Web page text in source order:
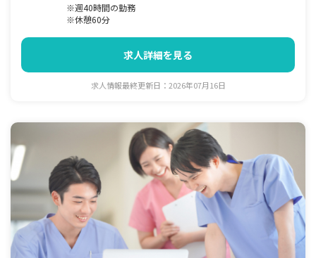
※週40時間の勤務
※休憩60分
求人詳細を見る
求人情報最終更新日：2026年07月16日